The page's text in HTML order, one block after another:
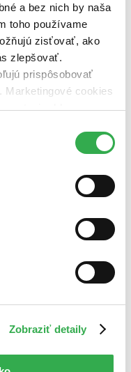
a bez nich by naša
toho používame
zisťovať, ako
zlepšovať.
prispôsobovať
Marketingové cookies
reklamy.
všetky tieto
Zobraziť detaily